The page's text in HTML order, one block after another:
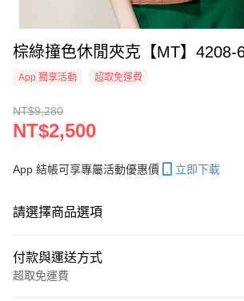
棕綠撞色休閒夾克【MT】4208-
App 獨享活動 超取免運費
NT$9,280
NT$2,500
App 結帳可享專屬活動優惠價 立即下載
請選擇商品選項
付款與運送方式
超取免運費